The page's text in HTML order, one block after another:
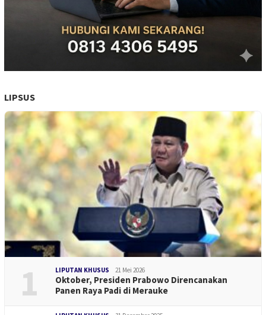
LIPSUS
1 LIPUTAN KHUSUS 21 Mei 2026
Oktober, Presiden Prabowo Direncanakan
Panen Raya Padi di Merauke